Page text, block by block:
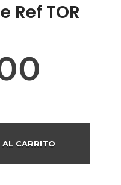
Ref TOR
AL CARRITO